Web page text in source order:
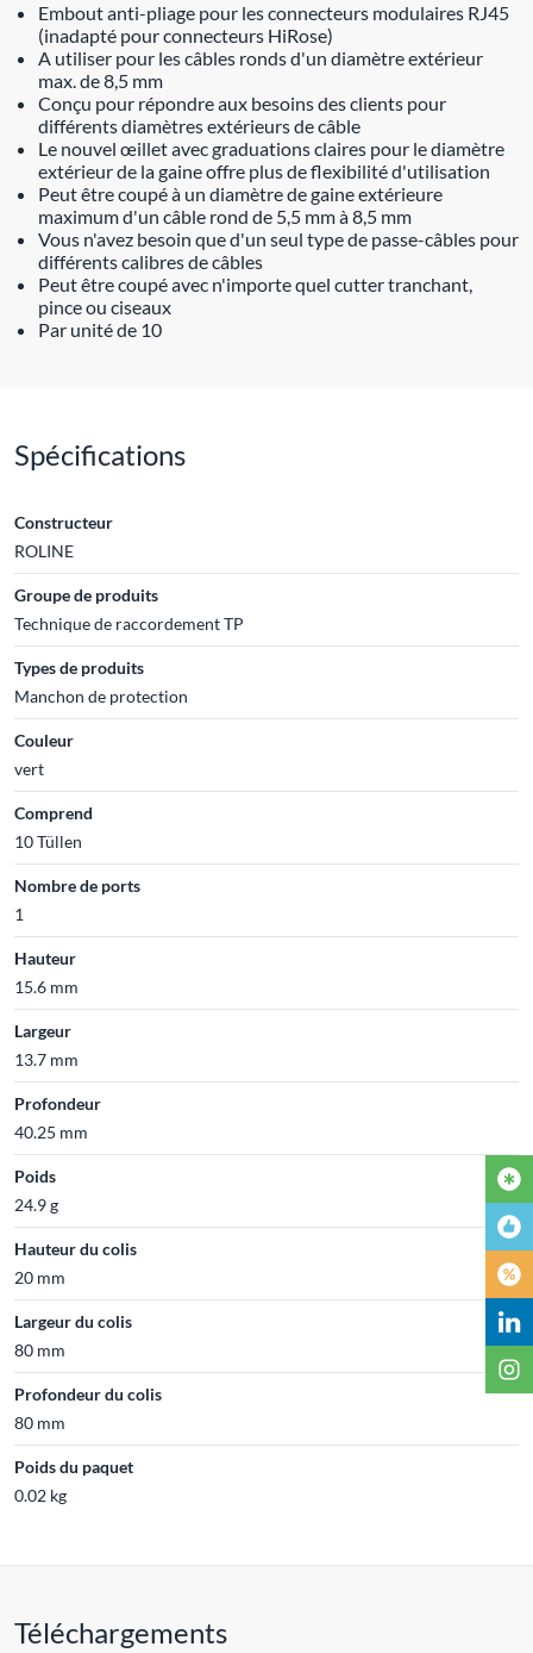
Embout anti-pliage pour les connecteurs modulaires RJ45
(inadapté pour connecteurs HiRose)
A utiliser pour les câbles ronds d'un diamètre extérieur
max. de 8,5 mm
Conçu pour répondre aux besoins des clients pour
différents diamètres extérieurs de câble
Le nouvel œillet avec graduations claires pour le diamètre
extérieur de la gaine offre plus de flexibilité d'utilisation
Peut être coupé à un diamètre de gaine extérieure
maximum d'un câble rond de 5,5 mm à 8,5 mm
Vous n'avez besoin que d'un seul type de passe-câbles pour
différents calibres de câbles
Peut être coupé avec n'importe quel cutter tranchant,
pince ou ciseaux
Par unité de 10
Spécifications
Constructeur
ROLINE
Groupe de produits
Technique de raccordement TP
Types de produits
Manchon de protection
Couleur
vert
Comprend
10 Tüllen
Nombre de ports
1
Hauteur
15.6 mm
Largeur
13.7 mm
Profondeur
40.25 mm
Poids
24.9 g
Hauteur du colis
20 mm
Largeur du colis
80 mm
Profondeur du colis
80 mm
Poids du paquet
0.02 kg
Téléchargements